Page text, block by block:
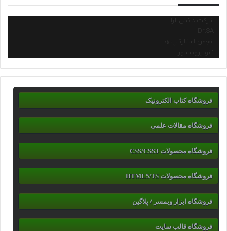
شرکت دانش آرا
انجمن استارتاپ ها
نانو پروسسور
فروشگاه کتاب الکترونیک
فروشگاه مقالات علمی
فروشگاه محصولات CSS/CSS3
فروشگاه محصولات HTML5/JS
فروشگاه ابزار وبمسر / پلاگین
فروشگاه قالب سایت